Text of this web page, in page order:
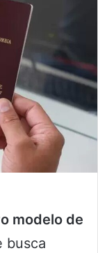
modelo de
busca